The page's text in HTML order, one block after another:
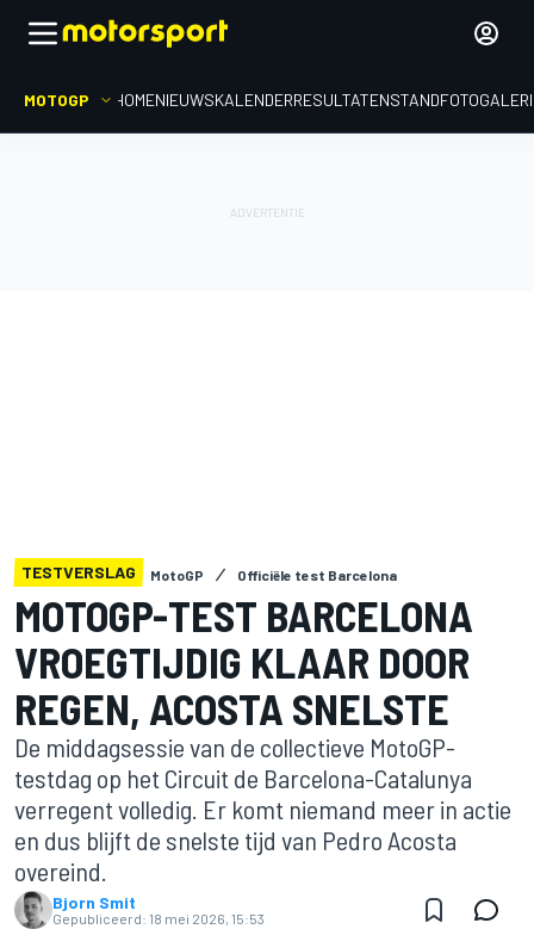
MOTOGP HOMENIEUWSKALENDERRESULTATENSTAND
TESTVERSLAG MotoGP Officiële test Barcelona
MOTOGP-TEST BARCELONA
VROEGTIJDIG KLAAR DOOR
REGEN, ACOSTA SNELSTE
De middagsessie van de collectieve MotoGP-
testdag op het Circuit de Barcelona-Catalunya
verregent volledig. Er komt niemand meer in actie
en dus blijft de snelste tijd van Pedro Acosta
overeind.
Bjorn Smit
Gepubliceerd: 18 mei 2026, 15:53